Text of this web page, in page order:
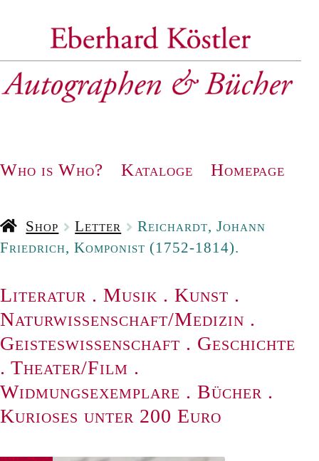
Navigation
Who is Who? Kataloge Homepage
Shop Letter
Reichardt, Johann
Friedrich, Komponist (1752-1814).
Literatur . Musik . Kunst .
Naturwissenschaft/Medizin .
Geisteswissenschaft . Geschichte
. Theater/Film .
Widmungsexemplare . Bücher .
Kurioses unter 200 Euro